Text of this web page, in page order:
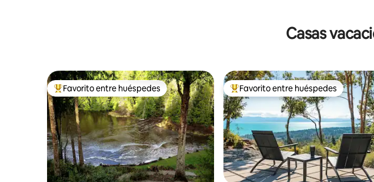
Casas
Favorito entre huéspedes preferido
Favorito entre huéspedes Favorito entre huéspedes preferido
Favorito entre huéspedes